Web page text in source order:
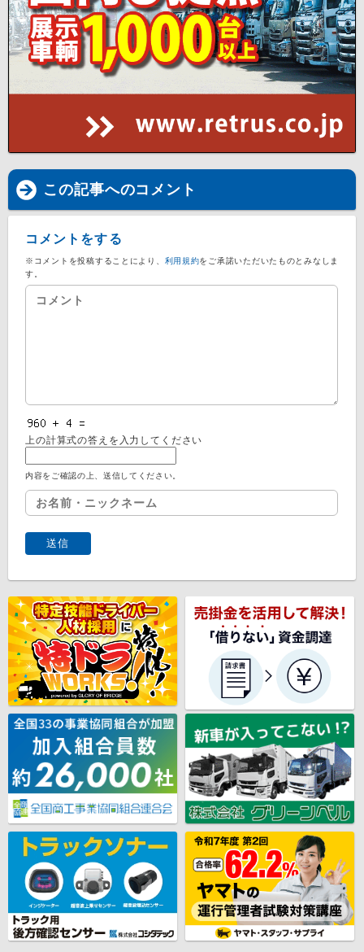
この記事へのコメント
コメントをする
※コメントを投稿することにより、 利用規約をご承諾いただいたものとみなしま
す。
上の計算式の答えを入力してください
内容をご確認の上、送信してください。